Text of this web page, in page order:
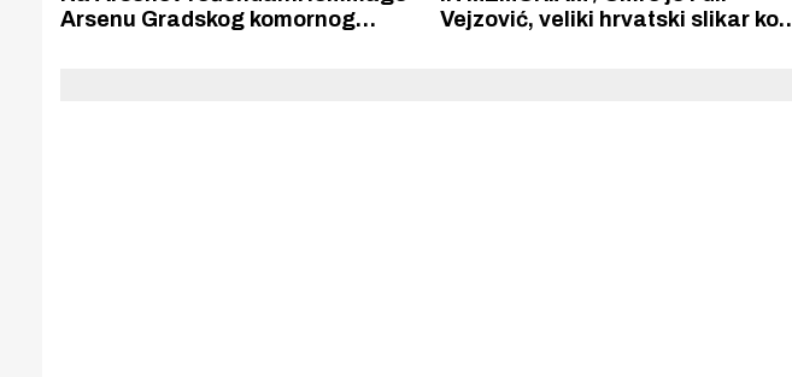
Arsenu Gradskog komornog
Vejzović, veliki hrvatski slikar koji